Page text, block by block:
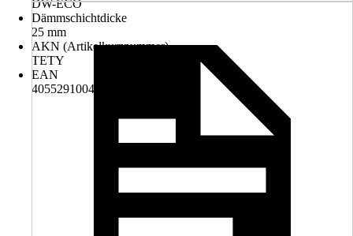
DW-ECO
Dämmschichtdicke
25 mm
AKN (Artikelkurznummer)
TETY
EAN
4055291004387